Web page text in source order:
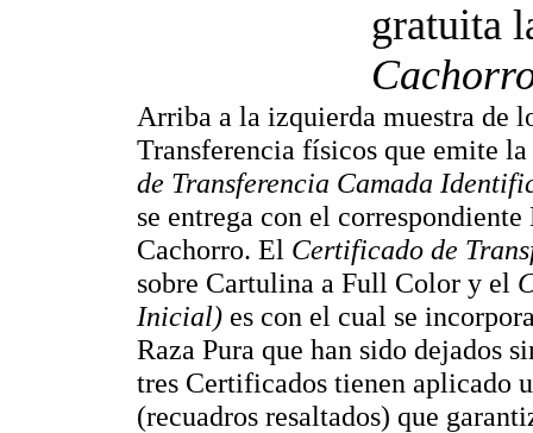
gratuita
Arriba a la izquierda muestra de
Transferencia físicos que emite
de Transferencia Camada
se entrega con el
Cachorro. El Certificado de
sobre Cartulina a Full Color y el
Inicial) es con el cual se
Raza Pura que han sido dejados
tres Certificados tienen aplicado
(recuadros resaltados) que